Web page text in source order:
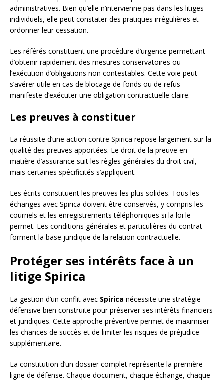
administratives. Bien qu’elle n’intervienne pas dans les litiges
individuels, elle peut constater des pratiques irrégulières et
ordonner leur cessation.
Les référés constituent une procédure d’urgence permettant
d’obtenir rapidement des mesures conservatoires ou
l’exécution d’obligations non contestables. Cette voie peut
s’avérer utile en cas de blocage de fonds ou de refus
manifeste d’exécuter une obligation contractuelle claire.
Les preuves à constituer
La réussite d’une action contre Spirica repose largement sur la
qualité des preuves apportées. Le droit de la preuve en
matière d’assurance suit les règles générales du droit civil,
mais certaines spécificités s’appliquent.
Les écrits constituent les preuves les plus solides. Tous les
échanges avec Spirica doivent être conservés, y compris les
courriels et les enregistrements téléphoniques si la loi le
permet. Les conditions générales et particulières du contrat
forment la base juridique de la relation contractuelle.
Protéger ses intérêts face à un
litige Spirica
La gestion d’un conflit avec Spirica nécessite une stratégie
défensive bien construite pour préserver ses intérêts financiers
et juridiques. Cette approche préventive permet de maximiser
les chances de succès et de limiter les risques de préjudice
supplémentaire.
La constitution d’un dossier complet représente la première
ligne de défense. Chaque document, chaque échange, chaque